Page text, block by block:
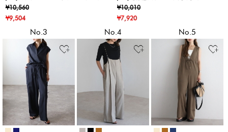
クトップ×スラブデニムイージーパン
ツ
¥10,560
¥9,504
カップ付きサテンキャミソール×リラ
クシーサテンパンツ
¥10,010
¥7,920
No.3 No.4 No.5